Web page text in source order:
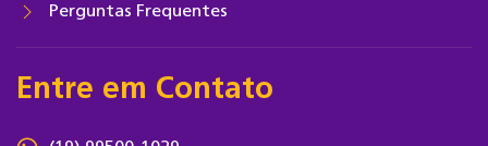
Perguntas Frequentes
Entre em Contato